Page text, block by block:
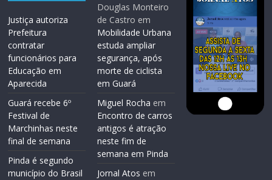
Justiça autoriza
Prefeitura
contratar
funcionários para
Educação em
Aparecida
Guará recebe 6º
Festival de
Marchinhas neste
final de semana
Pinda é segundo
município do Brasil
Douglas Monteiro
de Castro em
Mobilidade Urbana
estuda ampliar
segurança, após
morte de ciclista
em Guará
Miguel Rocha em
Encontro de carros
antigos é atração
neste fim de
semana em Pinda
Jornal Atos em